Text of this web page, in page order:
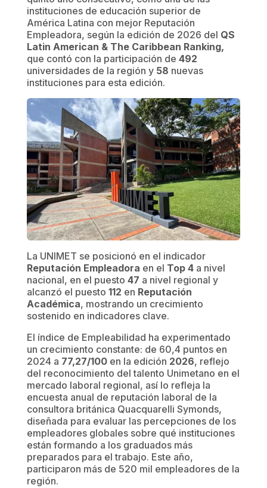
instituciones de educación superior de
América Latina con mejor Reputación
Empleadora, según la edición de 2026 del QS
Latin American & The Caribbean Ranking,
que contó con la participación de 492
universidades de la región y 58 nuevas
instituciones para esta edición.
La UNIMET se posicionó en el indicador
Reputación Empleadora en el Top 4a nivel
nacional, en el puesto 47 a nivel regional y
alcanzó el puesto 112 en Reputación
Académica, mostrando un crecimiento
sostenido en indicadores clave.
El índice de Empleabilidad ha experimentado
un crecimiento constante: de 60,4 puntos en
2024 a 77,27/100en la edición 2026, reflejo
del reconocimiento del talento Unimetano en el
mercado laboral regional, así lo refleja la
encuesta anual de reputación laboral de la
consultora británica Quacquarelli Symonds,
diseñada para evaluar las percepciones de los
empleadores globales sobre qué instituciones
están formando a los graduados más
preparados para el trabajo. Este año,
participaron más de 520 mil empleadores de la
región.